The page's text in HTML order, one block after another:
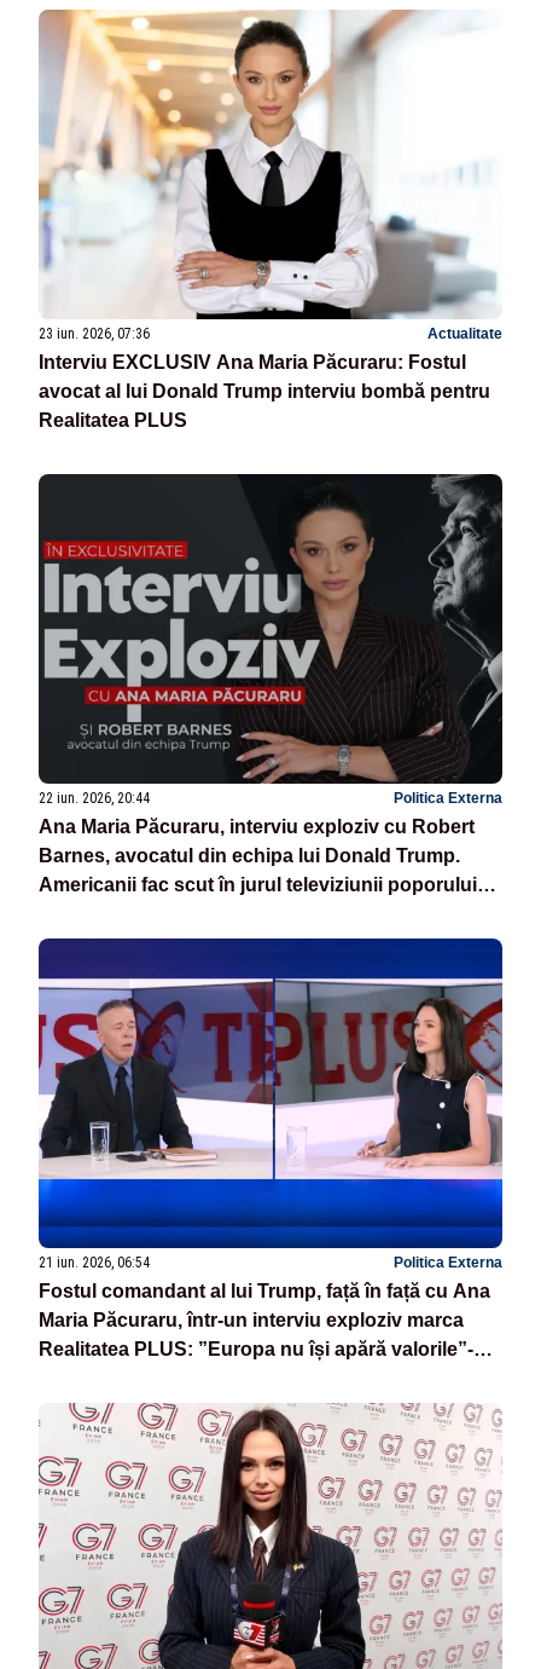
23 iun. 2026, 07:36 Actualitate
Interviu EXCLUSIV Ana Maria Păcuraru: Fostul
avocat al lui Donald Trump interviu bombă pentru
Realitatea PLUS
22 iun. 2026, 20:44 Politica Externa
Ana Maria Păcuraru, interviu exploziv cu Robert
Barnes, avocatul din echipa lui Donald Trump.
Americanii fac scut în jurul televiziunii poporului
21 iun. 2026, 06:54 Politica Externa
Fostul comandant al lui Trump, față în față cu Ana
Maria Păcuraru, într-un interviu exploziv marca
Realitatea PLUS: ”Europa nu își apără valorile”-